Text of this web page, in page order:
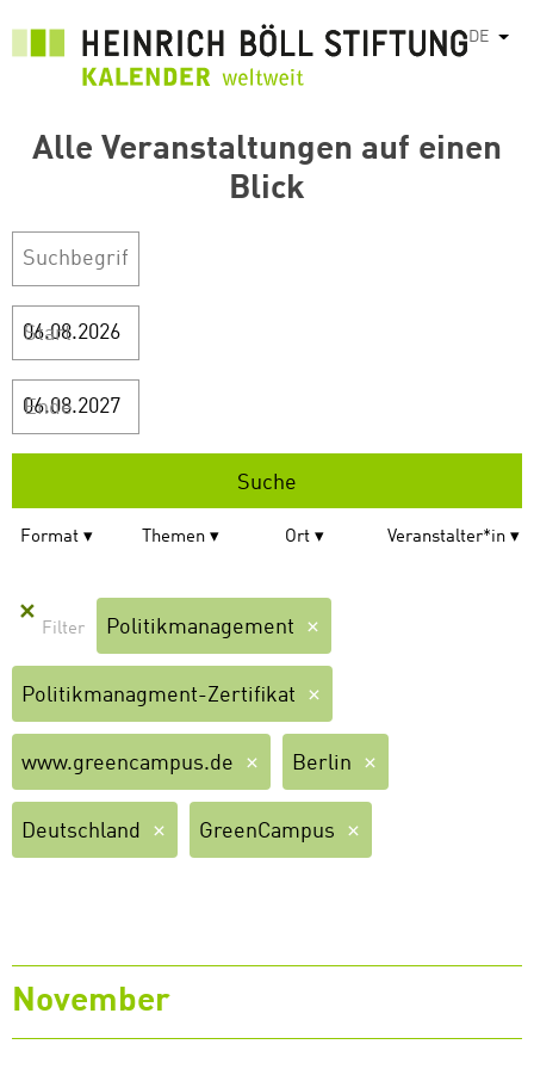
DE
Alle Veranstaltungen auf einen
Blick
Start
Ende
Format Themen Ort Veranstalter*in
✕
Politikmanagement
Politikmanagment-Zertifikat
www.greencampus.de Berlin
Deutschland GreenCampus
November